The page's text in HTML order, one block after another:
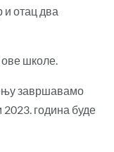
и отац два
школе.
завршавамо
година буде